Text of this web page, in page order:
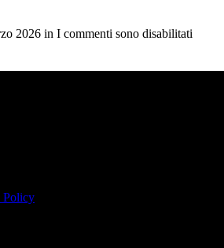
2026 in I commenti sono disabilitati
Policy